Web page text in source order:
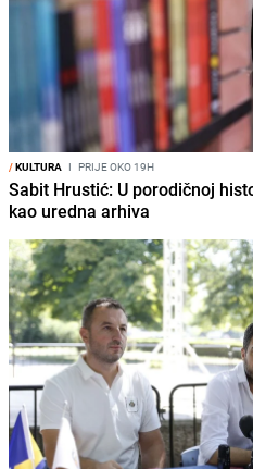
/KULTURA I PRIJE OKO 19H
Sabit Hrustić: U porodičnoj
kao uredna arhiva